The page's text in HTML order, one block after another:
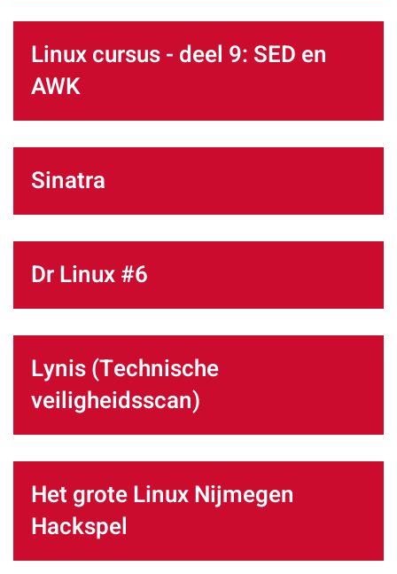
Linux cursus - deel 9: SED en
AWK
Sinatra
Dr Linux #6
Lynis (Technische
veiligheidsscan)
Het grote Linux Nijmegen
Hackspel